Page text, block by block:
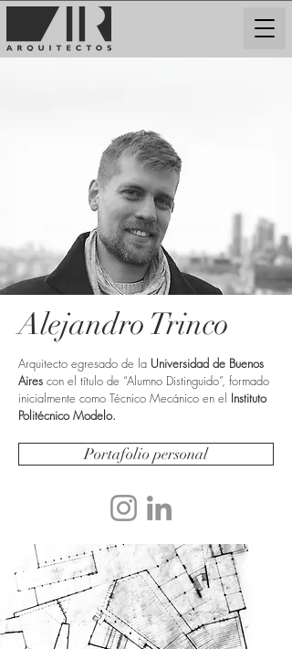
Alejandro Trinco
Arquitecto egresado de la Universidad de Buenos
Aires con el título de “Alumno Distinguido”, formado
inicialmente como Técnico Mecánico en el Instituto
Politécnico Modelo.
Portafolio personal